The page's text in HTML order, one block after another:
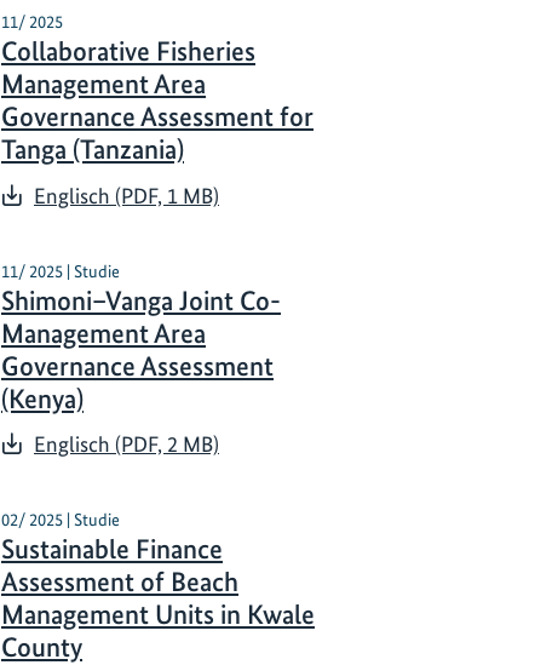
11/ 2025
Collaborative Fisheries
Management Area
Governance Assessment for
Tanga (Tanzania)
Englisch (PDF, 1 MB)
11/ 2025 | Studie
Shimoni–Vanga Joint Co-
Management Area
Governance Assessment
(Kenya)
Englisch (PDF, 2 MB)
02/ 2025 | Studie
Sustainable Finance
Assessment of Beach
Management Units in Kwale
County